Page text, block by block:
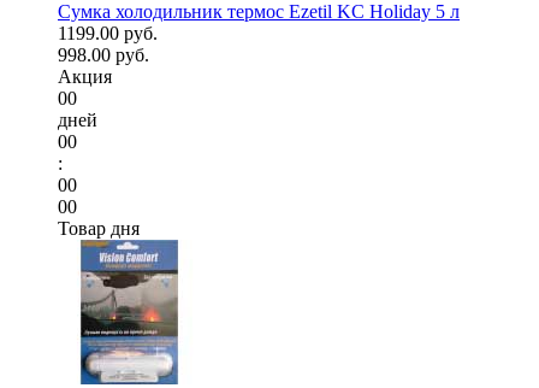
Сумка холодильник термос Ezetil KC Holiday 5 л
1199.00 руб.
998.00 руб.
Акция
00
дней
00
:
00
00
Товар дня